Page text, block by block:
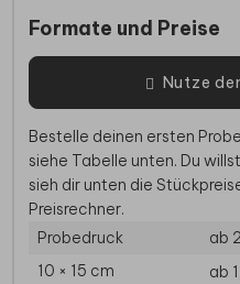
Formate und Preise
Nutze
Bestelle deinen ersten
siehe Tabelle unten. Du
sieh dir unten die
Preisrechner.
Probedruck
ab
10 × 15 cm
ab